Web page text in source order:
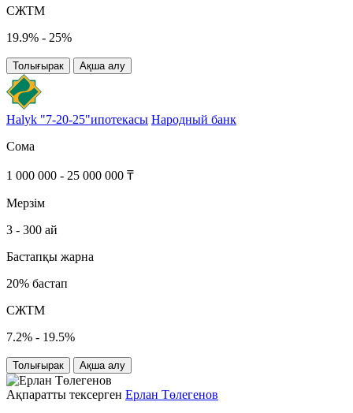
СЖТМ
19.9% - 25%
Толығырак Ақша алу
Halyk "7-20-25"ипотекасы Народный банк
Сома
1 000 000 - 25 000 000 ₸
Мерзім
3 - 300 ай
Бастапқы жарна
20% бастап
СЖТМ
7.2% - 19.5%
Толығырак Ақша алу
Ақпаратты тексерген Ерлан Төлегенов